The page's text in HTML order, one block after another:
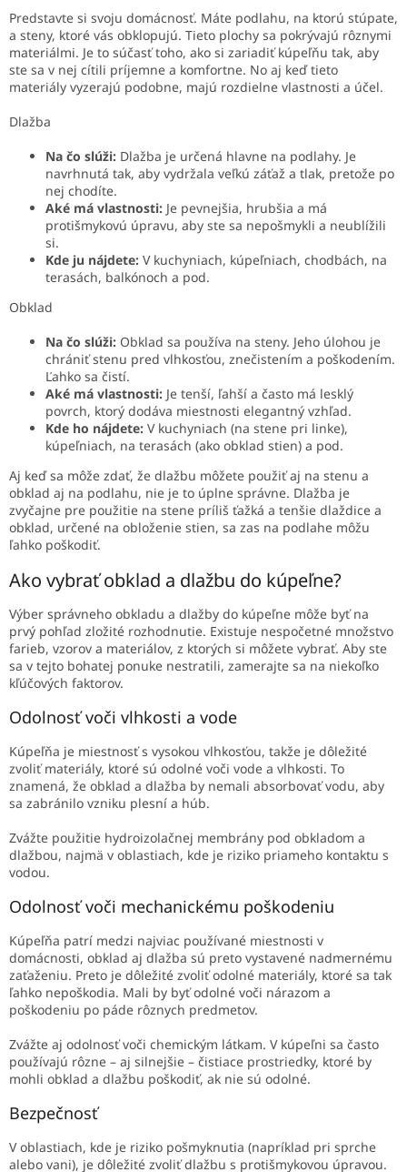
Predstavte si svoju domácnosť. Máte podlahu, na ktorú stúpate,
a steny, ktoré vás obklopujú. Tieto plochy sa pokrývajú rôznymi
materiálmi. Je to súčasť toho, ako si zariadiť kúpeľňu tak, aby
ste sa v nej cítili príjemne a komfortne. No aj keď tieto
materiály vyzerajú podobne, majú rozdielne vlastnosti a účel.
Dlažba
Na čo slúži: Dlažba je určená hlavne na podlahy. Je
navrhnutá tak, aby vydržala veľkú záťaž a tlak, pretože po
nej chodíte.
Aké má vlastnosti: Je pevnejšia, hrubšia a má
protišmykovú úpravu, aby ste sa nepošmykli a neublížili
si.
Kde ju nájdete: V kuchyniach, kúpeľniach, chodbách, na
terasách, balkónoch a pod.
Obklad
Na čo slúži: Obklad sa používa na steny. Jeho úlohou je
chrániť stenu pred vlhkosťou, znečistením a poškodením.
Ľahko sa čistí.
Aké má vlastnosti: Je tenší, ľahší a často má lesklý
povrch, ktorý dodáva miestnosti elegantný vzhľad.
Kde ho nájdete: V kuchyniach (na stene pri linke),
kúpeľniach, na terasách (ako obklad stien) a pod.
Aj keď sa môže zdať, že dlažbu môžete použiť aj na stenu a
obklad aj na podlahu, nie je to úplne správne. Dlažba je
zvyčajne pre použitie na stene príliš ťažká a tenšie dlaždice a
obklad, určené na obloženie stien, sa zas na podlahe môžu
ľahko poškodiť.
Ako vybrať obklad a dlažbu do kúpeľne?
Výber správneho obkladu a dlažby do kúpeľne môže byť na
prvý pohľad zložité rozhodnutie. Existuje nespočetné množstvo
farieb, vzorov a materiálov, z ktorých si môžete vybrať. Aby ste
sa v tejto bohatej ponuke nestratili, zamerajte sa na niekoľko
kľúčových faktorov.
Odolnosť voči vlhkosti a vode
Kúpeľňa je miestnosť s vysokou vlhkosťou, takže je dôležité
zvoliť materiály, ktoré sú odolné voči vode a vlhkosti. To
znamená, že obklad a dlažba by nemali absorbovať vodu, aby
sa zabránilo vzniku plesní a húb.
Zvážte použitie hydroizolačnej membrány pod obkladom a
dlažbou, najmä v oblastiach, kde je riziko priameho kontaktu s
vodou.
Odolnosť voči mechanickému poškodeniu
Kúpeľňa patrí medzi najviac používané miestnosti v
domácnosti, obklad aj dlažba sú preto vystavené nadmernému
zaťaženiu. Preto je dôležité zvoliť odolné materiály, ktoré sa tak
ľahko nepoškodia. Mali by byť odolné voči nárazom a
poškodeniu po páde rôznych predmetov.
Zvážte aj odolnosť voči chemickým látkam. V kúpeľni sa často
používajú rôzne – aj silnejšie – čistiace prostriedky, ktoré by
mohli obklad a dlažbu poškodiť, ak nie sú odolné.
Bezpečnosť
V oblastiach, kde je riziko pošmyknutia (napríklad pri sprche
alebo vani), je dôležité zvoliť dlažbu s protišmykovou úpravou.